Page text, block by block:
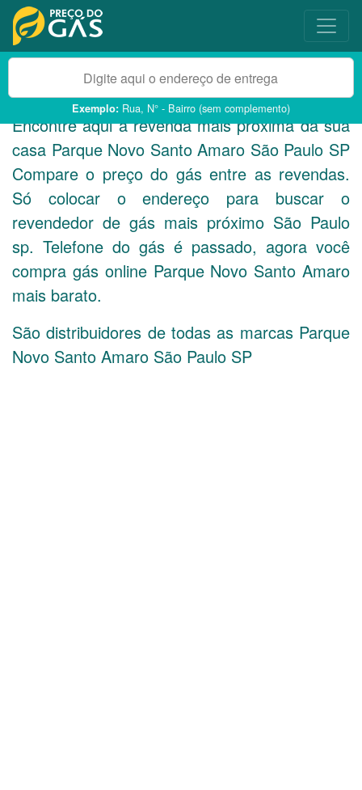
Exemplo: Rua, N° - Bairro (sem complemento)
Encontre aqui a revenda mais próxima da sua
casa Parque Novo Santo Amaro São Paulo SP
Compare o preço do gás entre as revendas.
Só colocar o endereço para buscar o
revendedor de gás mais próximo São Paulo
sp. Telefone do gás é passado, agora você
compra gás online Parque Novo Santo Amaro
mais barato.
São distribuidores de todas as marcas Parque
Novo Santo Amaro São Paulo SP